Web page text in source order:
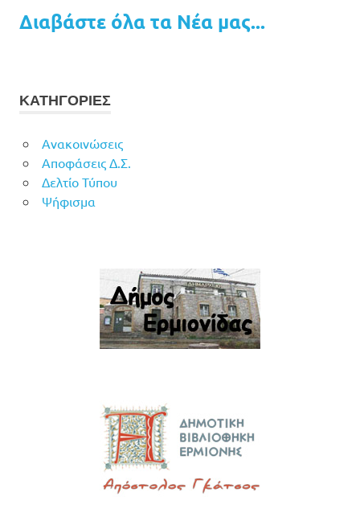
Διαβάστε όλα τα Νέα μας...
ΚΑΤΗΓΟΡΙΕΣ
Ανακοινώσεις
Αποφάσεις Δ.Σ.
Δελτίο Τύπου
Ψήφισμα